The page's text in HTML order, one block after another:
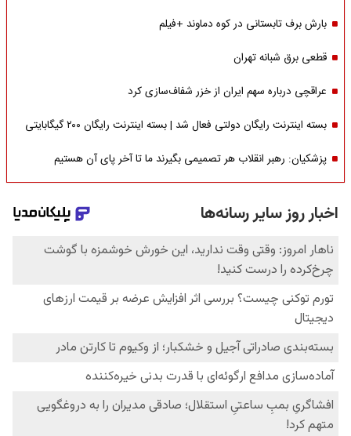
بارش برف تابستانی در کوه دماوند +فیلم
قطعی برق شبانه تهران
عراقچی درباره سهم ایران از خزر شفاف‌سازی کرد
بسته اینترنت رایگان دولتی فعال شد | بسته اینترنت رایگان ۲۰۰ گیگابایتی
پزشکیان: رهبر انقلاب هر تصمیمی بگیرند ما تا آخر پای آن هستیم